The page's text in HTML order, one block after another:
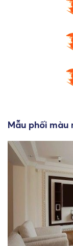
Mẫu phối màu